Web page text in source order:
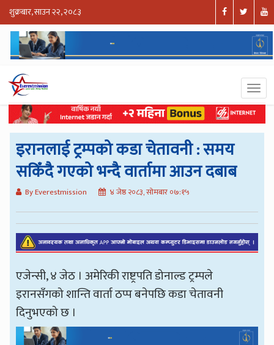
शुक्रबार, साउन २२, २०८३
इरानलाई ट्रम्पको कडा चेतावनी : समय
सकिँदै गएको भन्दै वार्तामा आउन दबाब
By Everestmission ४ जेष्ठ २०८३, सोमबार ०७:१५
एजेन्सी, ४ जेठ । अमेरिकी राष्ट्रपति डोनाल्ड ट्रम्पले
इरानसँगको शान्ति वार्ता ठप्प बनेपछि कडा चेतावनी
दिनुभएको छ ।